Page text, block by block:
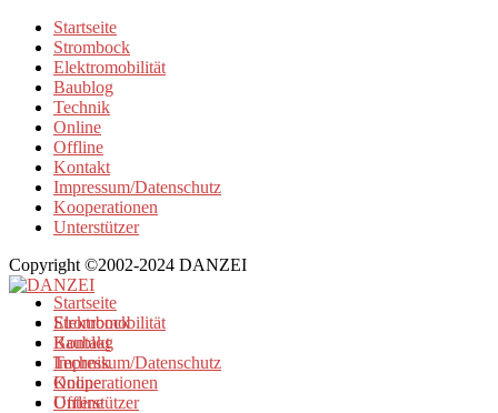
Startseite
Strombock
Elektromobilität
Baublog
Technik
Online
Offline
Kontakt
Impressum/Datenschutz
Kooperationen
Unterstützer
Copyright ©2002-2024 DANZEI
Startseite
Strombock
Kontakt
Impressum/Datenschutz
Kooperationen
Unterstützer
Elektromobilität
Baublog
Technik
Online
Offline